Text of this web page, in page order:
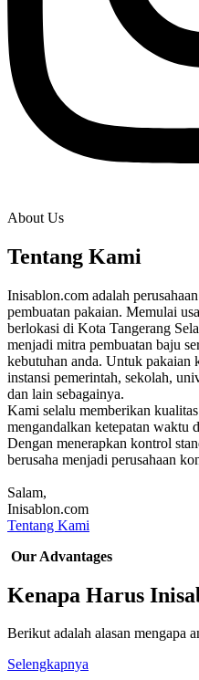
About Us
Tentang Kami
Inisablon.com adalah
pembuatan pakaian. Memulai
berlokasi di Kota Tangerang
menjadi mitra pembuatan baju
kebutuhan anda. Untuk pakaian
instansi pemerintah, sekolah,
dan lain sebagainya.
Kami selalu memberikan
mengandalkan ketepatan waktu
Dengan menerapkan kontrol
berusaha menjadi perusahaan
Salam,
Inisablon.com
Tentang Kami
Our Advantages
Kenapa Harus
Berikut adalah alasan mengapa
Selengkapnya